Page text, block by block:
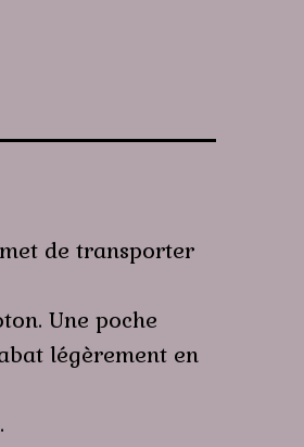
de transporter
Une poche
légèrement en